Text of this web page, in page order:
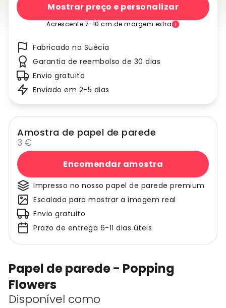
Papel de parede - Popping
Flowers
Disponível como
Mostrar preço e personalizar
Acrescente 7-10 cm de margem extra
Fabricado na Suécia
Garantia de reembolso de 30 dias
Envio gratuito
Enviado em 2-5 dias
Amostra de papel de parede
3 €
Encomendar amostra
Impresso no nosso papel de parede premium
Escalado para mostrar a imagem real
Envio gratuito
Prazo de entrega 6-11 dias úteis